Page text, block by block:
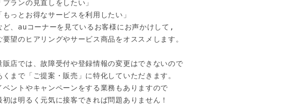
「プランの見直しをしたい」
「もっとお得なサービスを利用したい」
ど、auコーナーを見ているお客様にお声かけして,
要望のヒアリングやサービス商品をオススメします。
販店では、故障受付や登録情報の変更はできないので
くまで「ご提案・販売」に特化していただきます。
ベントやキャンペーンをする業務もありますので
初は明るく元気に接客できれば問題ありません！